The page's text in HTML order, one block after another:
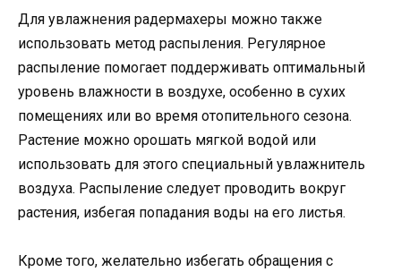
Для увлажнения радермахеры можно также
использовать метод распыления. Регулярное
распыление помогает поддерживать оптимальный
уровень влажности в воздухе, особенно в сухих
помещениях или во время отопительного сезона.
Растение можно орошать мягкой водой или
использовать для этого специальный увлажнитель
воздуха. Распыление следует проводить вокруг
растения, избегая попадания воды на его листья.
Кроме того, желательно избегать обращения с